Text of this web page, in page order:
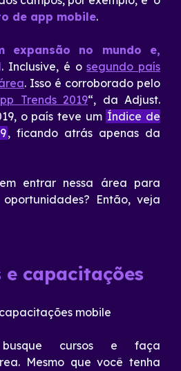
de app mobile.
expansão no mundo e,
. Inclusive, é o segundo país
. Isso é corroborado pelo
Trends 2019“, da Adjust.
o país teve um Índice de
, ficando atrás apenas da
entrar nessa área para
Então, veja
e capacitações
cursos e faça
Mesmo que você tenha